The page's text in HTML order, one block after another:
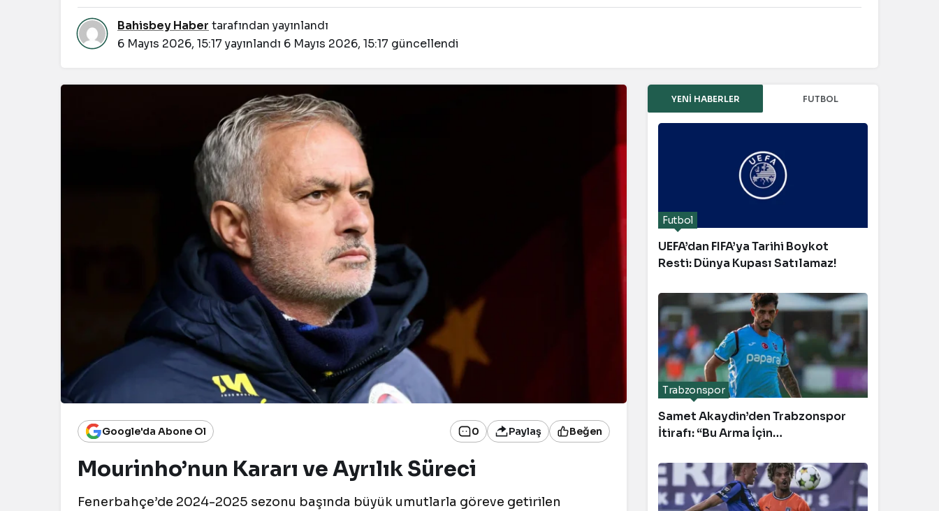
Bahisbey Haber tarafından yayınlandı
6 Mayıs 2026, 15:17 yayınlandı 6 Mayıs 2026, 15:17 güncellendi
Google'da Abone Ol 0 Paylaş Beğen
Mourinho’nun Kararı ve Ayrılık Süreci
Fenerbahçe’de 2024-2025 sezonu başında büyük umutlarla göreve getirilen
YENI HABERLER FUTBOL
Futbol
UEFA’dan FIFA’ya Tarihi Boykot
Resti: Dünya Kupası Satılamaz!
Trabzonspor
Samet Akaydin’den Trabzonspor
İtirafı: “Bu Arma İçin